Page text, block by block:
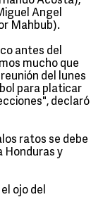
Angel
Mahbub).
antes del
mucho que
del lunes
para platicar
declaró
ratos se debe
Honduras y
ojo del